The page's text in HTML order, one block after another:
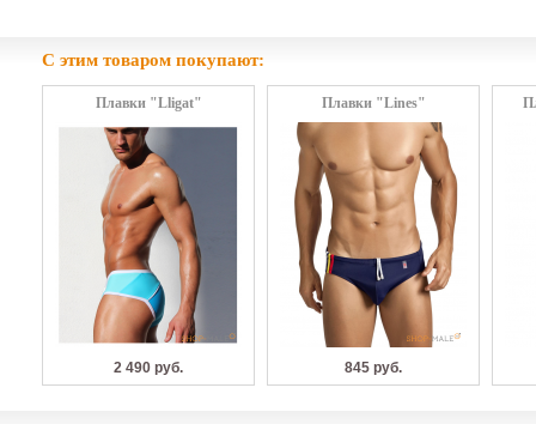
С этим товаром покупают:
Плавки "Lligat"
2 490 руб.
Плавки "Lines"
845 руб.